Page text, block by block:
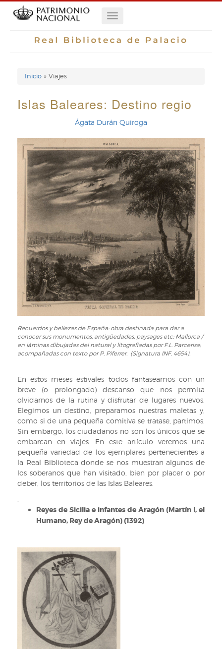
Navegación
principal
Enlaces
de
de
navegación
Inicio Viajes
Islas Baleares: Destino regio
Ágata Durán Quiroga
Recuerdos y bellezas de España: obra destinada para dar a
conocer sus monumentos, antigüedades, paysages etc: Mallorca /
en láminas dibujadas del natural y litografiadas por F.L. Parcerisa;
acompañadas con texto por P. Piferrer. (Signatura INF. 4654).
En estos meses estivales todos fantaseamos con un
breve (o prolongado) descanso que nos permita
olvidarnos de la rutina y disfrutar de lugares nuevos.
Elegimos un destino, preparamos nuestras maletas y,
como si de una pequeña comitiva se tratase, partimos.
Sin embargo, los ciudadanos no son los únicos que se
embarcan en viajes. En este artículo veremos una
pequeña variedad de los ejemplares pertenecientes a
la Real Biblioteca donde se nos muestran algunos de
los soberanos que han visitado, bien por placer o por
deber, los territorios de las Islas Baleares.
Reyes de Sicilia e infantes de Aragón (Martín I, el
Humano, Rey de Aragón) (1392)